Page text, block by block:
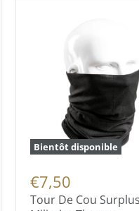
Bientôt disponible
€7,50
Tour De Cou Surplus